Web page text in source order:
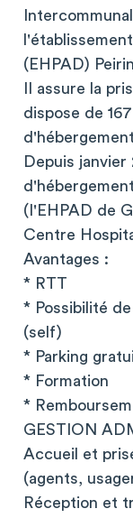
(EHPAD)
II assure la
dispose de
Depuis
(I'EHPAD de
Centre
Avantages :
* RTT
* Possibilité
(self)
* Parking
* Formation
*
GESTION
Accueil et
(agents,
Réception et